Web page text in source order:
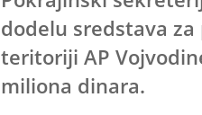
dodelu sredstava
teritoriji AP
miliona dinara.